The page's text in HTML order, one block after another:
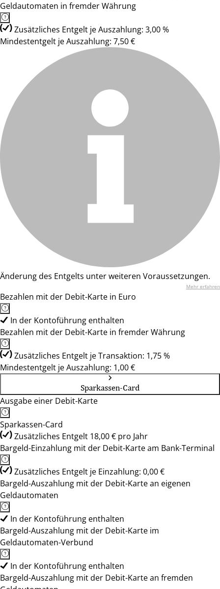
Geldautomaten in fremder Währung
Zusätzliches Entgelt je Auszahlung: 3,00 %
Mindestentgelt je Auszahlung: 7,50 €
Änderung des Entgelts unter weiteren Voraussetzungen.
Mehr erfahren
Bezahlen mit der Debit-Karte in Euro
In der Kontoführung enthalten
Bezahlen mit der Debit-Karte in fremder Währung
Zusätzliches Entgelt je Transaktion: 1,75 %
Mindestentgelt je Auszahlung: 1,00 €
Sparkassen-Card
Ausgabe einer Debit-Karte
Sparkassen-Card
Zusätzliches Entgelt 18,00 € pro Jahr
Bargeld-Einzahlung mit der Debit-Karte am Bank-Terminal
Zusätzliches Entgelt je Einzahlung: 0,00 €
Bargeld-Auszahlung mit der Debit-Karte an eigenen
Geldautomaten
In der Kontoführung enthalten
Bargeld-Auszahlung mit der Debit-Karte im
Geldautomaten-Verbund
In der Kontoführung enthalten
Bargeld-Auszahlung mit der Debit-Karte an fremden